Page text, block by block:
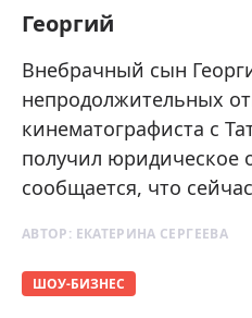
Георгий
Внебрачный сын
непродолжительных
кинематографиста с
получил юридическое
сообщается, что
АВТОР: ЕКАТЕРИНА СЕРГЕЕВА
ШОУ-БИЗНЕС